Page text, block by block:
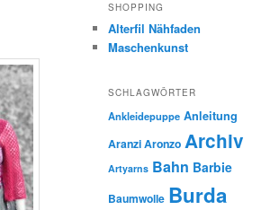
SHOPPING
Alterfil Nähfaden
Maschenkunst
SCHLAGWÖRTER
Ankleidepuppe Anleitung
Aranzi Aronzo Archiv
Artyarns Bahn Barbie
Baumwolle Burda